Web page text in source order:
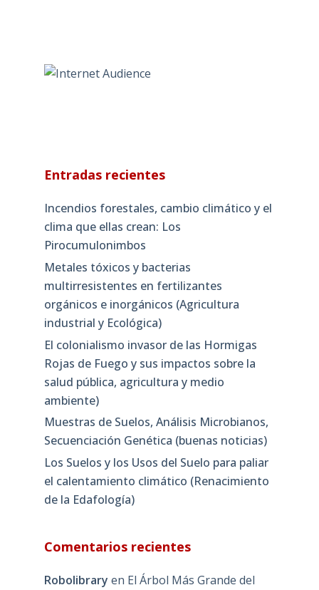
Entradas recientes
Incendios forestales, cambio climático y el
clima que ellas crean: Los
Pirocumulonimbos
Metales tóxicos y bacterias
multirresistentes en fertilizantes
orgánicos e inorgánicos (Agricultura
industrial y Ecológica)
El colonialismo invasor de las Hormigas
Rojas de Fuego y sus impactos sobre la
salud pública, agricultura y medio
ambiente)
Muestras de Suelos, Análisis Microbianos,
Secuenciación Genética (buenas noticias)
Los Suelos y los Usos del Suelo para paliar
el calentamiento climático (Renacimiento
de la Edafología)
Comentarios recientes
Robolibrary en El Árbol Más Grande del